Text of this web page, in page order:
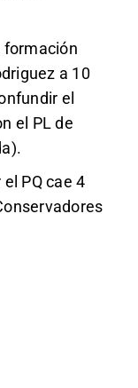
formación
a 10
el
el PL de
PQ cae 4